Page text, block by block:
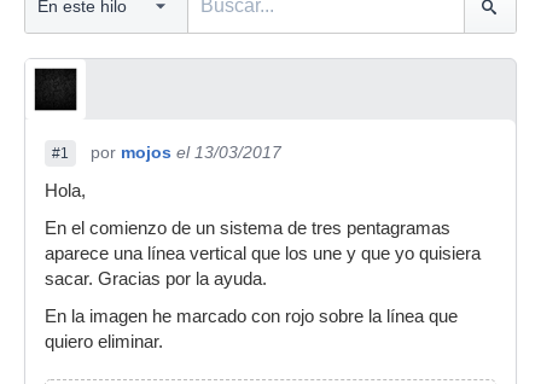
#1 por mojos el 13/03/2017
Hola,
En el comienzo de un sistema de tres pentagramas
aparece una línea vertical que los une y que yo quisiera
sacar. Gracias por la ayuda.
En la imagen he marcado con rojo sobre la línea que
quiero eliminar.